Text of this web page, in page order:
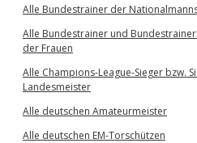
Alle Bundestrainer der
Alle Bundestrainer und
der Frauen
Alle Champions-League-Sieger bzw.
Landesmeister
Alle deutschen Amateurmeister
Alle deutschen EM-Torschützen